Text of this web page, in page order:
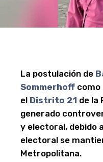
La postulación de
Sommerhoff como
el Distrito 21 de la
generado
y electoral, debido
electoral se
Metropolitana.